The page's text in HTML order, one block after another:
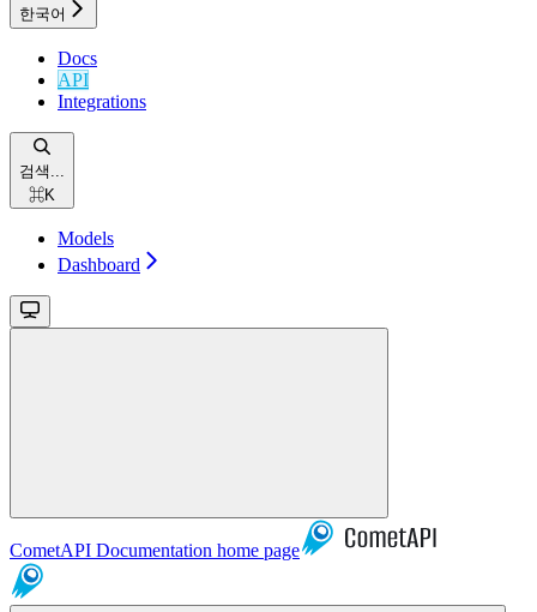
한국어
Docs
API
Integrations
검색...
⌘K
Models
Dashboard
CometAPI Documentation home page